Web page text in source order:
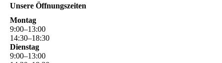
Unsere Öffnungszeiten
Montag
9:00–13:00
14:30–18:30
Dienstag
9:00–13:00